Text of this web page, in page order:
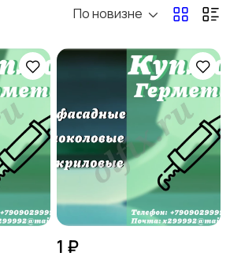
Ручные инструменты
Стройматериалы11
Электроинструмент
ы
По новизне
1 ₽